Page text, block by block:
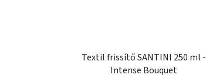
Textil frissítő SANTINI 250 ml -
Intense Bouquet